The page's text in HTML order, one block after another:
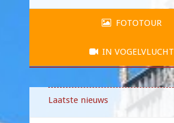
FOTOTOUR
IN VOGELVLUCHT
Laatste nieuws